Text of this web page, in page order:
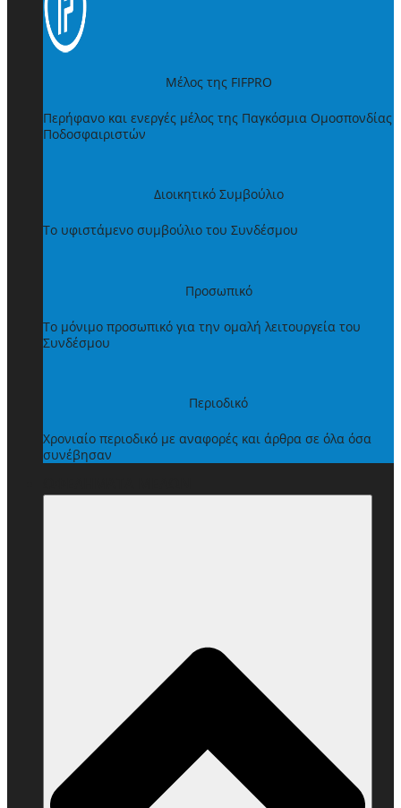
Μέλος της FIFPRO
Περήφανο και ενεργές μέλος της Παγκόσμια Ομοσπονδίας
Ποδοσφαιριστών
Διοικητικό Συμβούλιο
Το υφιστάμενο συμβούλιο του Συνδέσμου
Προσωπικό
Το μόνιμο προσωπικό για την ομαλή λειτουργεία του
Συνδέσμου
Περιοδικό
Χρονιαίο περιοδικό με αναφορές και άρθρα σε όλα όσα
συνέβησαν